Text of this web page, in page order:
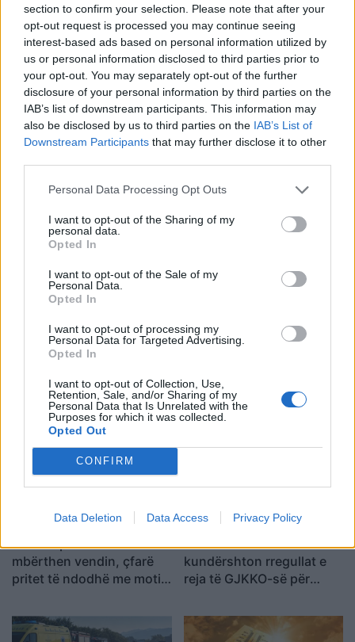
section to confirm your selection. Please note that after your
opt-out request is processed you may continue seeing
interest-based ads based on personal information utilized by
us or personal information disclosed to third parties prior to
your opt-out. You may separately opt-out of the further
disclosure of your personal information by third parties on the
IAB’s list of downstream participants. This information may
also be disclosed by us to third parties on the IAB’s List of
Downstream Participants that may further disclose it to other
Personal Data Processing Opt Outs
I want to opt-out of the Sharing of my
personal data.
Opted In
I want to opt-out of the Sale of my
Personal Data.
Opted In
I want to opt-out of processing my
Personal Data for Targeted Advertising.
Opted In
I want to opt-out of Collection, Use,
Retention, Sale, and/or Sharing of my
Personal Data that Is Unrelated with the
Purposes for which it was collected.
Opted Out
CONFIRM
Data Deletion Data Access Privacy Policy
Shtuar
4.01.2025 13:01
Tags:
Berisha ,
I nxehti përvëlues
mbërthen vendin, çfarë
pritet të ndodhë me motin
SafeJournalists
kundërshton rregullat e
reja të GJKKO-së për
kufizimet ndaj gazetarëve
dhe informimit publik